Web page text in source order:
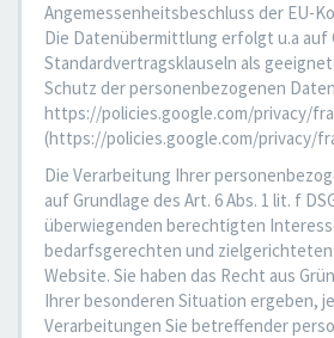
Angemessenheitsbeschluss der EU-
Die Datenübermittlung erfolgt u.a auf
Standardvertragsklauseln als
Schutz der personenbezogenen
https://policies.google.com/privacy/
(https://policies.google.com/privacy/
Die Verarbeitung Ihrer
auf Grundlage des Art. 6 Abs. 1 lit. f
überwiegenden berechtigten
bedarfsgerechten und
Website. Sie haben das Recht aus
Ihrer besonderen Situation ergeben,
Verarbeitungen Sie betreffender